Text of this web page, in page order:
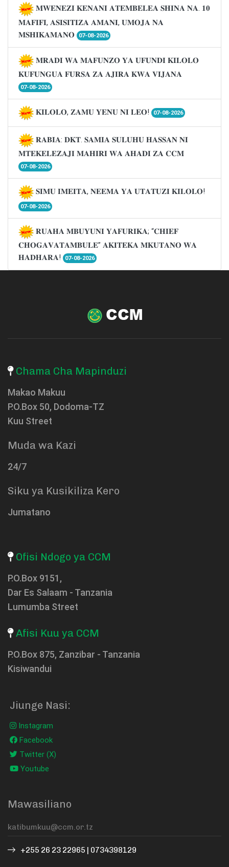
𝐌𝐖𝐄𝐍𝐄𝐙𝐈 𝐊𝐄𝐍𝐀𝐍𝐈 𝐀𝐓𝐄𝐌𝐁𝐄𝐋𝐄𝐀 𝐒𝐇𝐈𝐍𝐀 𝐍𝐀. 𝟏𝟎
𝐌𝐀𝐅𝐈𝐅𝐈, 𝐀𝐒𝐈𝐒𝐈𝐓𝐈𝐙𝐀 𝐀𝐌𝐀𝐍𝐈, 𝐔𝐌𝐎𝐉𝐀 𝐍𝐀
𝐌𝐒𝐇𝐈𝐊𝐀𝐌𝐀𝐍𝐎
07-08-2026
𝐌𝐑𝐀𝐃𝐈 𝐖𝐀 𝐌𝐀𝐅𝐔𝐍𝐙𝐎 𝐘𝐀 𝐔𝐅𝐔𝐍𝐃𝐈 𝐊𝐈𝐋𝐎𝐋𝐎
𝐊𝐔𝐅𝐔𝐍𝐆𝐔𝐀 𝐅𝐔𝐑𝐒𝐀 𝐙𝐀 𝐀𝐉𝐈𝐑𝐀 𝐊𝐖𝐀 𝐕𝐈𝐉𝐀𝐍𝐀
07-08-2026
𝐊𝐈𝐋𝐎𝐋𝐎, 𝐙𝐀𝐌𝐔 𝐘𝐄𝐍𝐔 𝐍𝐈 𝐋𝐄𝐎! 07-08-2026
𝐑𝐀𝐁𝐈𝐀: 𝐃𝐊𝐓. 𝐒𝐀𝐌𝐈𝐀 𝐒𝐔𝐋𝐔𝐇𝐔 𝐇𝐀𝐒𝐒𝐀𝐍 𝐍𝐈
𝐌𝐓𝐄𝐊𝐄𝐋𝐄𝐙𝐀𝐉𝐈 𝐌𝐀𝐇𝐈𝐑𝐈 𝐖𝐀 𝐀𝐇𝐀𝐃𝐈 𝐙𝐀 𝐂𝐂𝐌
07-08-2026
𝐒𝐈𝐌𝐔 𝐈𝐌𝐄𝐈𝐓𝐀, 𝐍𝐄𝐄𝐌𝐀 𝐘𝐀 𝐔𝐓𝐀𝐓𝐔𝐙𝐈 𝐊𝐈𝐋𝐎𝐋𝐎!
07-08-2026
𝐑𝐔𝐀𝐇𝐀 𝐌𝐁𝐔𝐘𝐔𝐍𝐈 𝐘𝐀𝐅𝐔𝐑𝐈𝐊𝐀; “𝐂𝐇𝐈𝐄𝐅
𝐂𝐇𝐎𝐆𝐀𝐕𝐀𝐓𝐀𝐌𝐁𝐔𝐋𝐄” 𝐀𝐊𝐈𝐓𝐄𝐊𝐀 𝐌𝐊𝐔𝐓𝐀𝐍𝐎 𝐖𝐀
𝐇𝐀𝐃𝐇𝐀𝐑𝐀!
07-08-2026
Chama Cha Mapinduzi
Makao Makuu
P.O.Box 50, Dodoma-TZ
Kuu Street
Muda wa Kazi
24/7
Siku ya Kusikiliza Kero
Jumatano
Ofisi Ndogo ya CCM
P.O.Box 9151,
Dar Es Salaam - Tanzania
Lumumba Street
Afisi Kuu ya CCM
P.O.Box 875, Zanzibar - Tanzania
Kisiwandui
Jiunge Nasi:
Instagram
Facebook
Twitter (X)
Youtube
Mawasiliano
+255 26 23 22965 | 0734398129